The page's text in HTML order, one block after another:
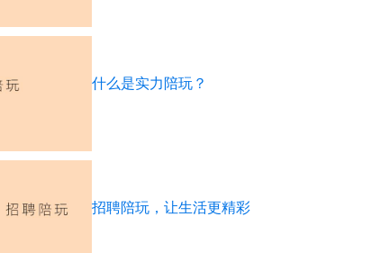
什么是实力陪玩？
招聘陪玩，让生活更精彩